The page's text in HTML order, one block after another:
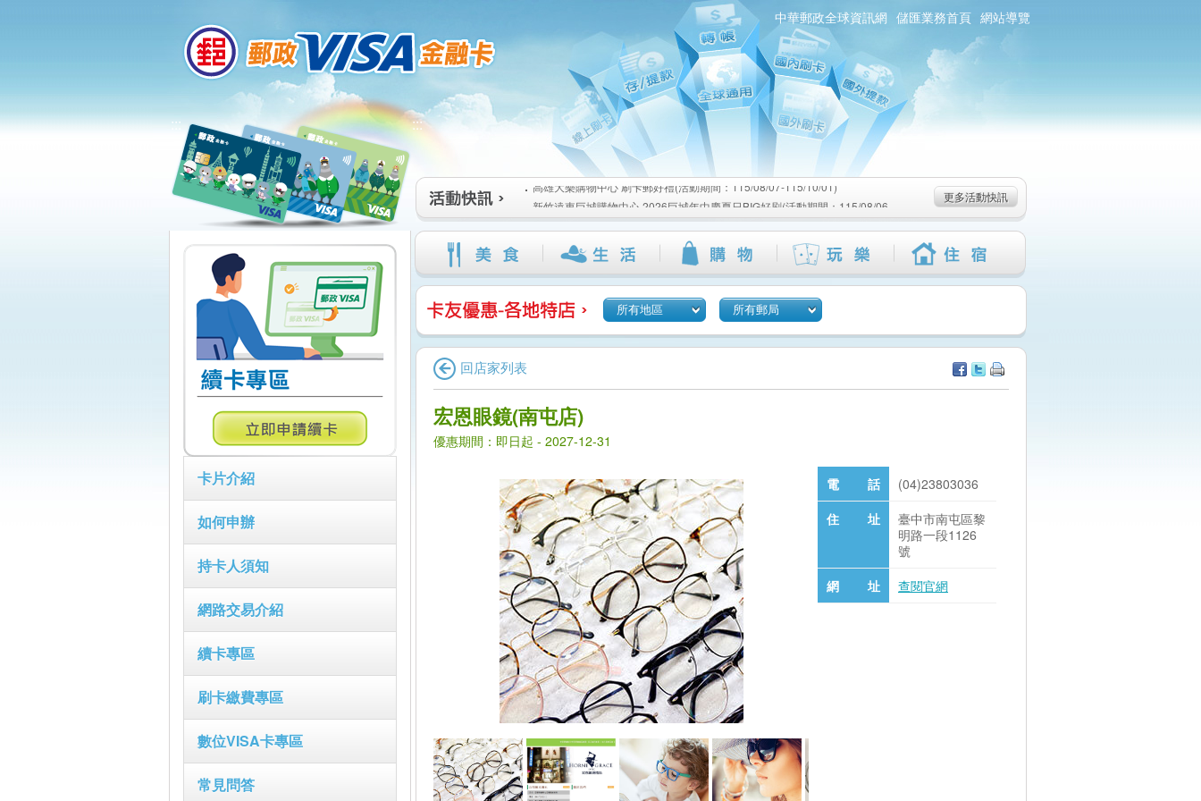
中華郵政全球資訊網 儲匯業務首頁 網站導覽
:::
卡片介紹
如何申辦
持卡人須知
網路交易介紹
續卡專區
刷卡繳費專區
數位VISA卡專區
常見問答
:::
高雄大樂購物中心 刷卡郵好禮(活動期間：115/08/07-115/10/01)
新竹遠東巨城購物中心 2026巨城年中慶夏日BIG好刷(活動期間：115/08/06-
115/08/26)
臺北三創生活 有點東西第2波 刷卡郵好禮(活動期間：115/08/06-115/09/02)
高雄大樂購物中心 刷卡郵好禮(活動期間：115/08/07-115/10/01)
新竹遠東巨城購物中心 2026巨城年中慶夏日BIG好刷(活動期間：115/08/06-
115/08/26)
臺北三創生活 有點東西第2波 刷卡郵好禮(活動期間：115/08/06-115/09/02)
更多活動快訊
所有地區 所有郵局
回店家列表
宏恩眼鏡(南屯店)
優惠期間：即日起 - 2027-12-31
電 話
(04)23803036
住 址
臺中市南屯區黎
明路一段1126
號
網 址
查閱官網